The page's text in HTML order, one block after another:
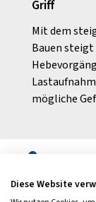
Griff
Mit dem
Bauen steigt
mögliche
Diese Website